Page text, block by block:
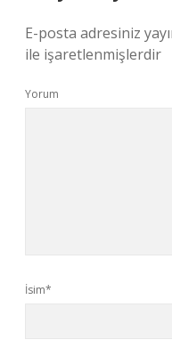
E-posta adresiniz
ile işaretlenmişlerdir
Yorum
İsim*